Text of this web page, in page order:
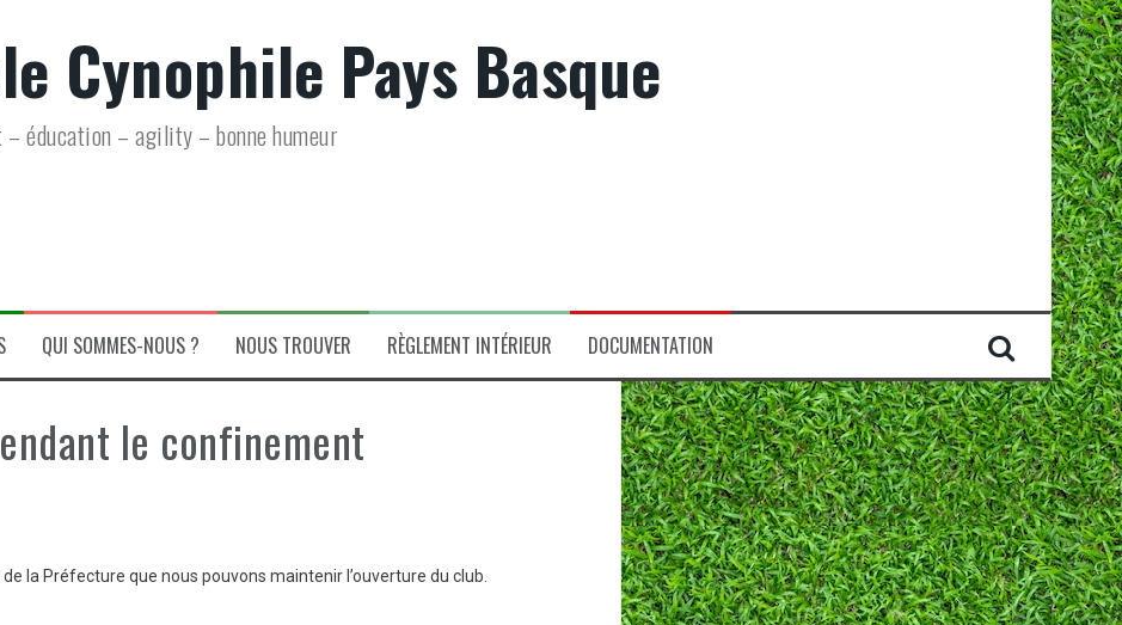
Cynophile Pays Basque
– éducation – agility – bonne humeur
QUI SOMMES-NOUS ? NOUS TROUVER RÈGLEMENT INTÉRIEUR DOCUMENTATION
le confinement
la Préfecture que nous pouvons maintenir l’ouverture du club.